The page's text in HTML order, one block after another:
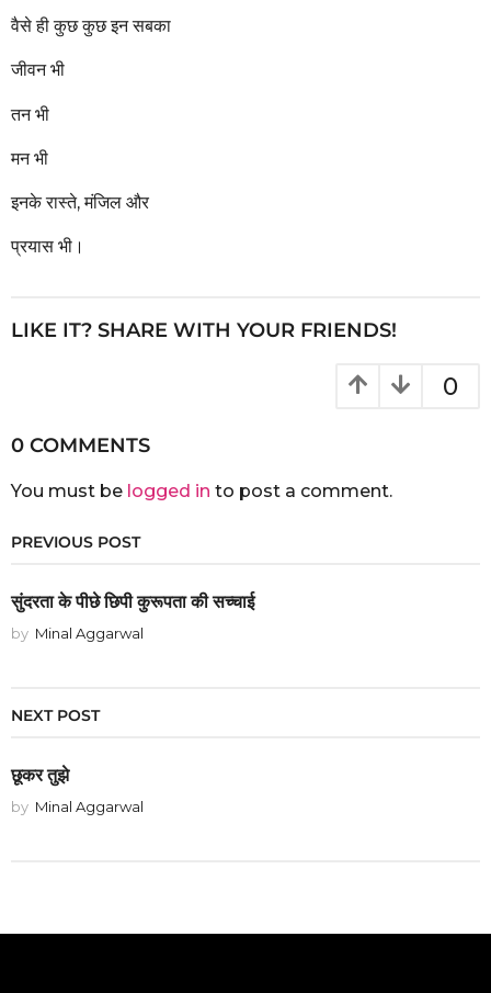
वैसे ही कुछ कुछ इन सबका
जीवन भी
तन भी
मन भी
इनके रास्ते, मंजिल और
प्रयास भी।
LIKE IT? SHARE WITH YOUR FRIENDS!
0
0 COMMENTS
You must be logged in to post a comment.
PREVIOUS POST
सुंदरता के पीछे छिपी कुरूपता की सच्चाई
by Minal Aggarwal
NEXT POST
छूकर तुझे
by Minal Aggarwal